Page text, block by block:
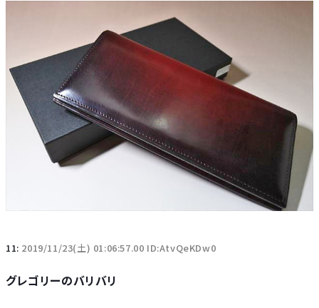
11: 2019/11/23(土) 01:06:57.00 ID:AtvQeKDw0
グレゴリーのバリバリ